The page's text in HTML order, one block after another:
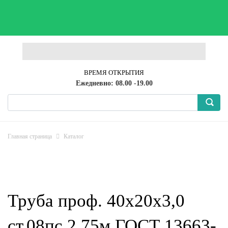
ВРЕМЯ ОТКРЫТИЯ
Ежедневно: 08.00 -19.00
Главная страница Каталог
Труба проф. 40х20х3,0